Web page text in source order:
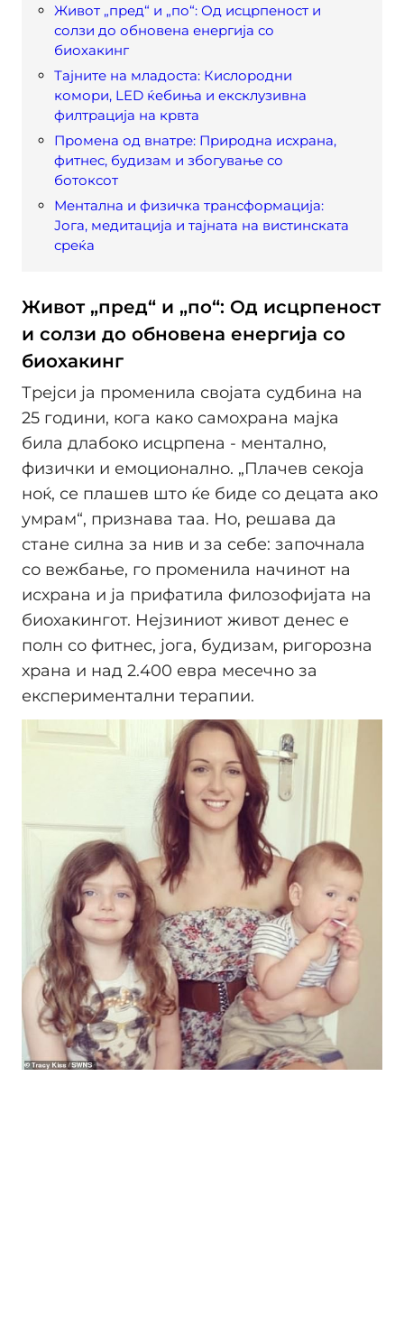
Живот „пред“ и „по“: Од исцрпеност и
солзи до обновена енергија со
биохакинг
Тајните на младоста: Кислородни
комори, LED ќебиња и ексклузивна
филтрација на крвта
Промена од внатре: Природна исхрана,
фитнес, будизам и збогување со
ботоксот
Ментална и физичка трансформација:
Јога, медитација и тајната на вистинската
среќа
Живот „пред“ и „по“: Од исцрпеност
и солзи до обновена енергија со
биохакинг
Трејси ја променила својата судбина на
25 години, кога како самохрана мајка
била длабоко исцрпена - ментално,
физички и емоционално. „Плачев секоја
ноќ, се плашев што ќе биде со децата ако
умрам“, признава таа. Но, решава да
стане силна за нив и за себе: започнала
со вежбање, го променила начинот на
исхрана и ја прифатила филозофијата на
биохакингот. Нејзиниот живот денес е
полн со фитнес, јога, будизам, ригорозна
храна и над 2.400 евра месечно за
експериментални терапии.